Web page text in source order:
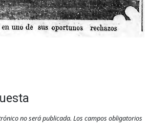
no será publicada. Los campos obligatorios